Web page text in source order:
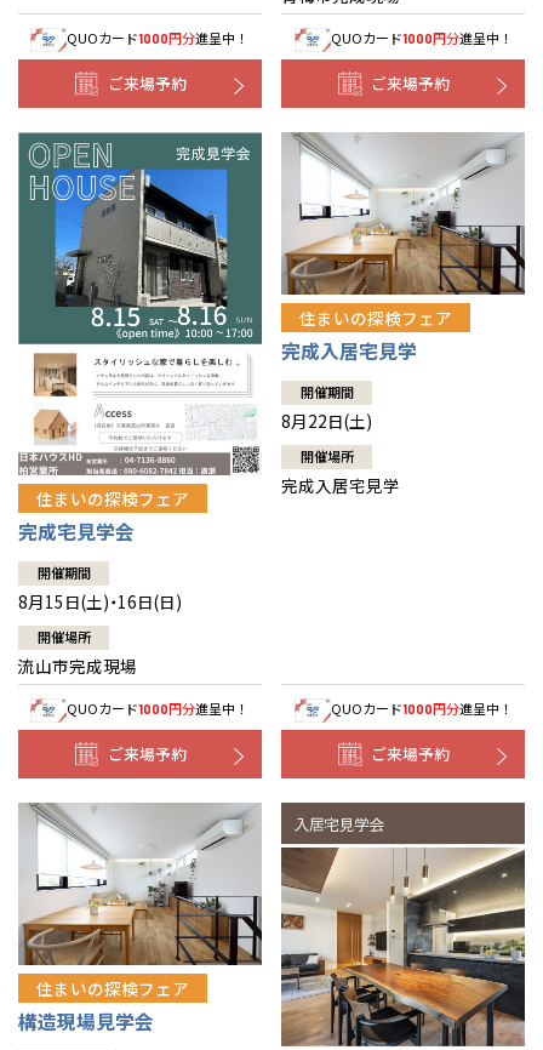
QUOカード1000円分進呈中！
ご来場予約
QUOカード1000円分進呈中！
ご来場予約
住まいの探検フェア
完成宅見学会
開催期間
8月15日(土)・16日(日)
開催場所
流山市完成現場
QUOカード1000円分進呈中！
ご来場予約
住まいの探検フェア
完成入居宅見学
開催期間
8月22日(土)
開催場所
完成入居宅見学
QUOカード1000円分進呈中！
ご来場予約
住まいの探検フェア
構造現場見学会